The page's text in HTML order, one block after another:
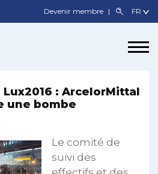
Devenir membre
: ArcelorMittal
une bombe
Le comité de
suivi des